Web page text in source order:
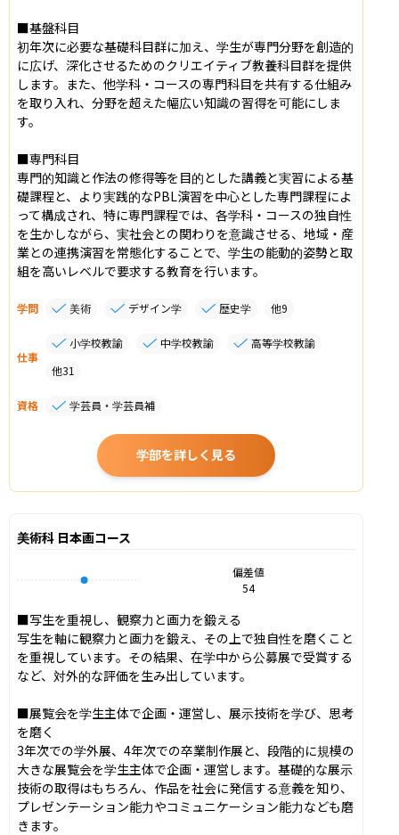
■基盤科目
初年次に必要な基礎科目群に加え、学生が専門分野を創造的
に広げ、深化させるためのクリエイティブ教養科目群を提供
します。また、他学科・コースの専門科目を共有する仕組み
を取り入れ、分野を超えた幅広い知識の習得を可能にしま
す。
■専門科目
専門的知識と作法の修得等を目的とした講義と実習による基
礎課程と、より実践的なPBL演習を中心とした専門課程によ
って構成され、特に専門課程では、各学科・コースの独自性
を生かしながら、実社会との関わりを意識させる、地域・産
業との連携演習を常態化することで、学生の能動的姿勢と取
組を高いレベルで要求する教育を行います。
学問 美術 デザイン学 歴史学 他9
仕事
小学校教諭 中学校教諭
高等学校教諭
他31
資格 学芸員・学芸員補
学部を詳しく見る
美術科 日本画コース
偏差値
54
■写生を重視し、観察力と画力を鍛える
写生を軸に観察力と画力を鍛え、その上で独自性を磨くこと
を重視しています。その結果、在学中から公募展で受賞する
など、対外的な評価を生み出しています。
■展覧会を学生主体で企画・運営し、展示技術を学び、思考
を磨く
3年次での学外展、4年次での卒業制作展と、段階的に規模の
大きな展覧会を学生主体で企画・運営します。基礎的な展示
技術の取得はもちろん、作品を社会に発信する意義を知り、
プレゼンテーション能力やコミュニケーション能力なども磨
きます。